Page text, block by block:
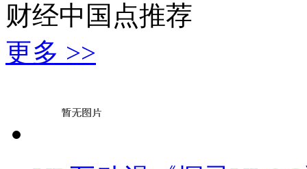
财经中国点推荐
更多 >>